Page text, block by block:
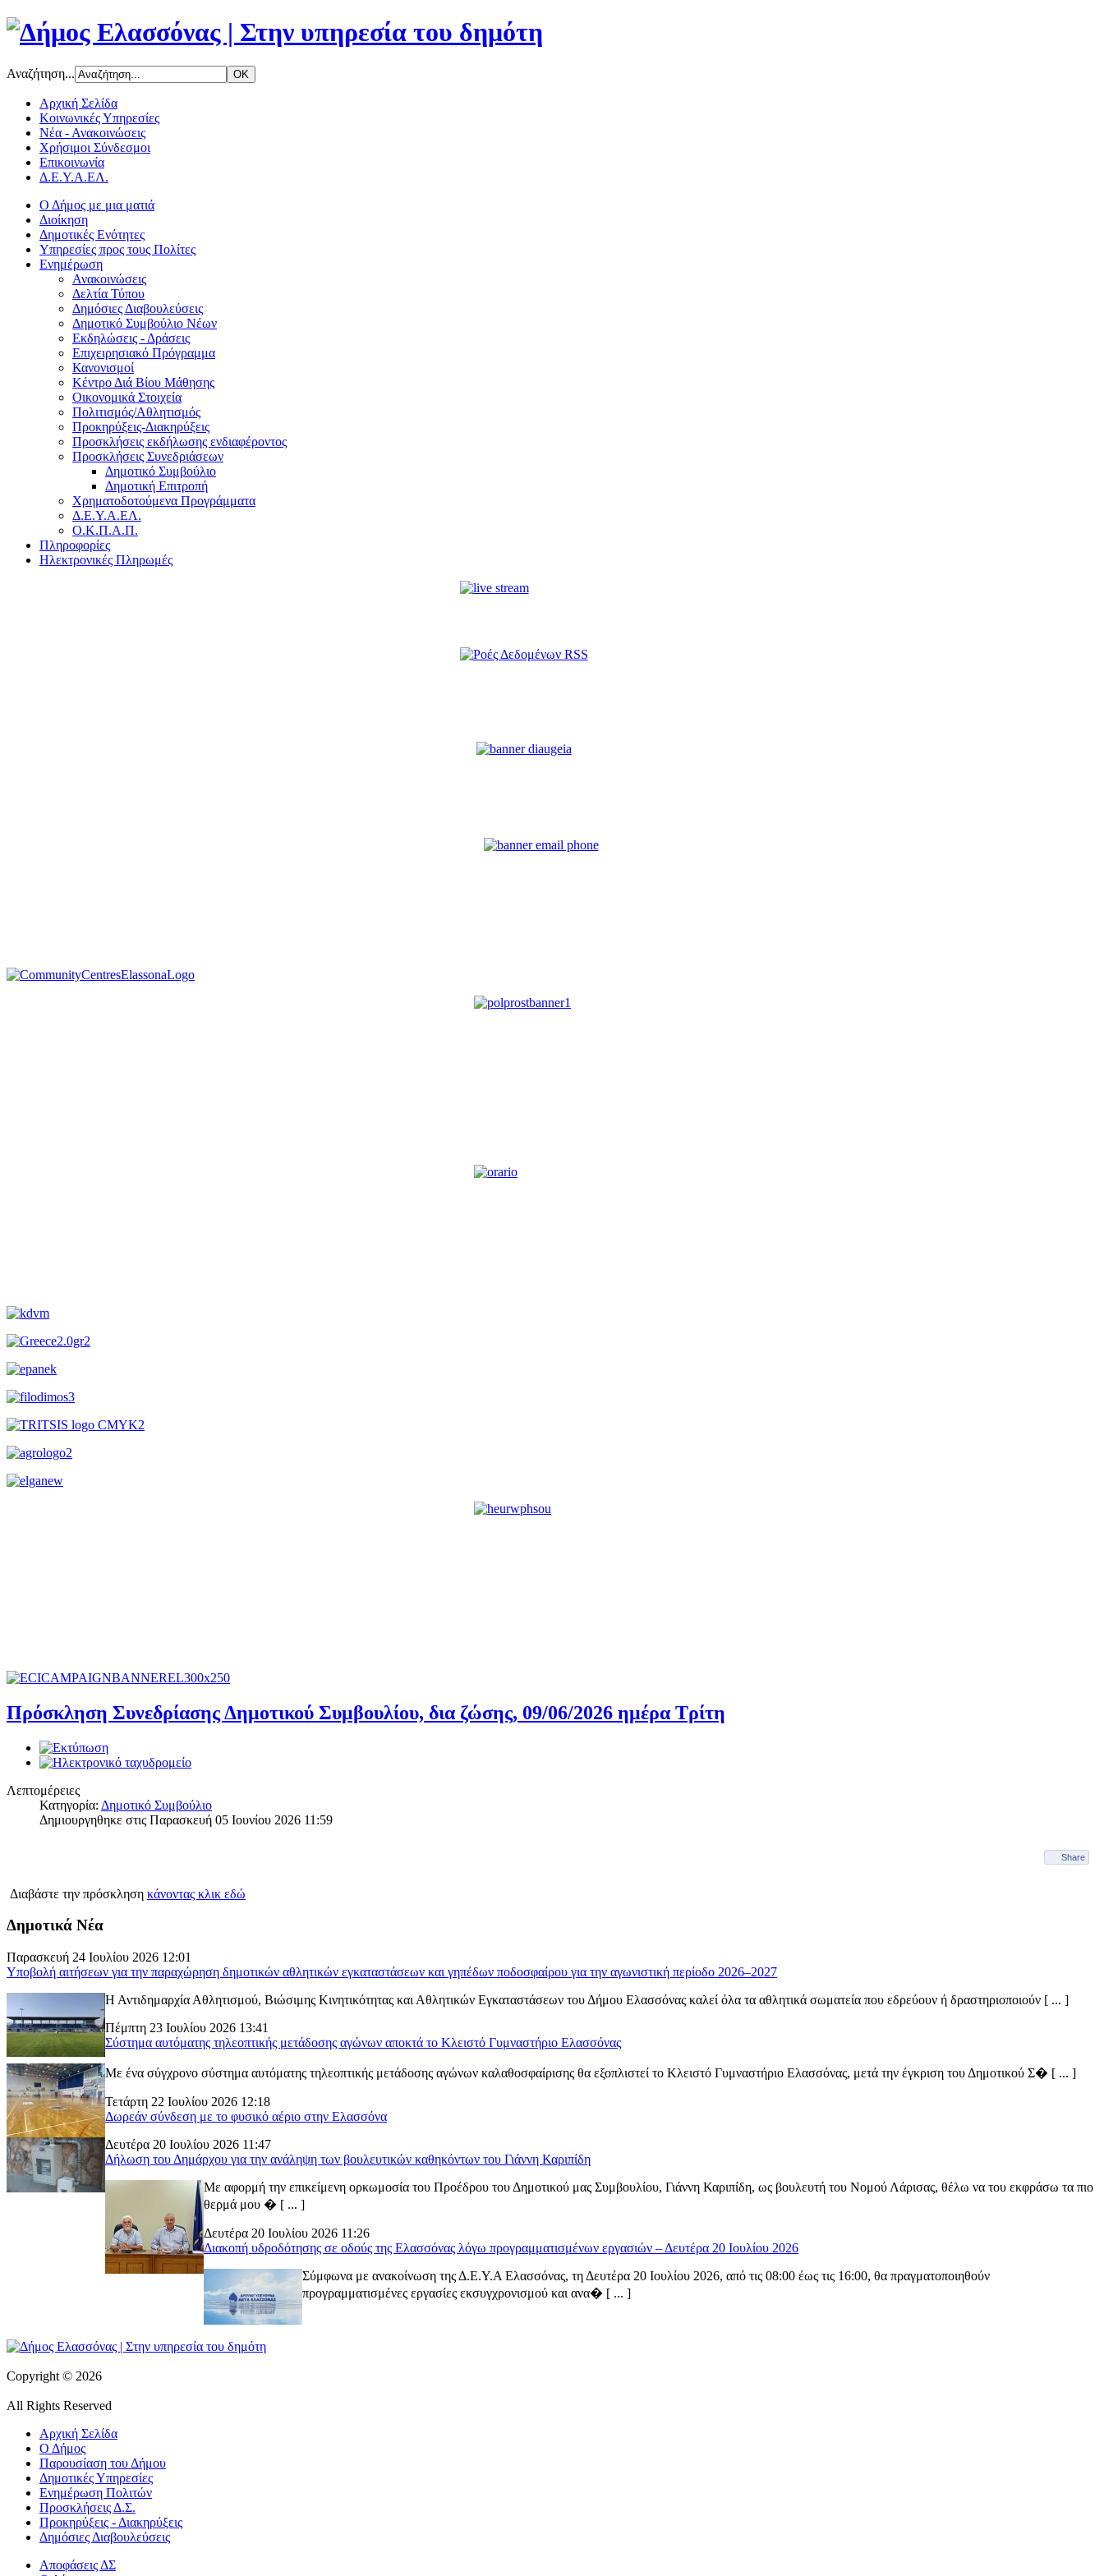
Αναζήτηση...
Αρχική Σελίδα
Κοινωνικές Υπηρεσίες
Νέα - Ανακοινώσεις
Χρήσιμοι Σύνδεσμοι
Επικοινωνία
Δ.Ε.Υ.Α.ΕΛ.
Ο Δήμος με μια ματιά
Διοίκηση
Δημοτικές Ενότητες
Υπηρεσίες προς τους Πολίτες
Ενημέρωση
Ανακοινώσεις
Δελτία Τύπου
Δημόσιες Διαβουλεύσεις
Δημοτικό Συμβούλιο Νέων
Εκδηλώσεις - Δράσεις
Επιχειρησιακό Πρόγραμμα
Κανονισμοί
Κέντρο Διά Βίου Μάθησης
Οικονομικά Στοιχεία
Πολιτισμός/Αθλητισμός
Προκηρύξεις-Διακηρύξεις
Προσκλήσεις εκδήλωσης ενδιαφέροντος
Προσκλήσεις Συνεδριάσεων
Δημοτικό Συμβούλιο
Δημοτική Επιτροπή
Χρηματοδοτούμενα Προγράμματα
Δ.Ε.Υ.Α.ΕΛ.
Ο.Κ.Π.Α.Π.
Πληροφορίες
Ηλεκτρονικές Πληρωμές
Πρόσκληση Συνεδρίασης Δημοτικού Συμβουλίου, δια ζώσης, 09/06/2026 ημέρα Τρίτη
Λεπτομέρειες
Κατηγορία: Δημοτικό Συμβούλιο
Δημιουργηθηκε στις Παρασκευή 05 Ιουνίου 2026 11:59
Share
Διαβάστε την πρόσκληση κάνοντας κλικ εδώ
Δημοτικά Νέα
Παρασκευή 24 Ιουλίου 2026 12:01
Υποβολή αιτήσεων για την παραχώρηση δημοτικών αθλητικών εγκαταστάσεων και γηπέδων ποδοσφαίρου για την αγωνιστική περίοδο 2026–2027
Η Αντιδημαρχία Αθλητισμού, Βιώσιμης Κινητικότητας και Αθλητικών Εγκαταστάσεων του Δήμου Ελασσόνας καλεί όλα τα αθλητικά σωματεία που εδρεύουν ή δραστηριοποιούν [ ... ]
Πέμπτη 23 Ιουλίου 2026 13:41
Σύστημα αυτόματης τηλεοπτικής μετάδοσης αγώνων αποκτά το Κλειστό Γυμναστήριο Ελασσόνας
Με ένα σύγχρονο σύστημα αυτόματης τηλεοπτικής μετάδοσης αγώνων καλαθοσφαίρισης θα εξοπλιστεί το Κλειστό Γυμναστήριο Ελασσόνας, μετά την έγκριση του Δημοτικού Σ� [ ... ]
Τετάρτη 22 Ιουλίου 2026 12:18
Δωρεάν σύνδεση με το φυσικό αέριο στην Ελασσόνα
Δευτέρα 20 Ιουλίου 2026 11:47
Δήλωση του Δημάρχου για την ανάληψη των βουλευτικών καθηκόντων του Γιάννη Καριπίδη
Με αφορμή την επικείμενη ορκωμοσία του Προέδρου του Δημοτικού μας Συμβουλίου, Γιάννη Καριπίδη, ως βουλευτή του Νομού Λάρισας, θέλω να του εκφράσω τα πιο
θερμά μου � [ ... ]
Δευτέρα 20 Ιουλίου 2026 11:26
Διακοπή υδροδότησης σε οδούς της Ελασσόνας λόγω προγραμματισμένων εργασιών – Δευτέρα 20 Ιουλίου 2026
Σύμφωνα με ανακοίνωση της Δ.Ε.Υ.Α Ελασσόνας, τη Δευτέρα 20 Ιουλίου 2026, από τις 08:00 έως τις 16:00, θα πραγματοποιηθούν
προγραμματισμένες εργασίες εκσυγχρονισμού και ανα� [ ... ]
Copyright © 2026
All Rights Reserved
Αρχική Σελίδα
Ο Δήμος
Παρουσίαση του Δήμου
Δημοτικές Υπηρεσίες
Ενημέρωση Πολιτών
Προσκλήσεις Δ.Σ.
Προκηρύξεις - Διακηρύξεις
Δημόσιες Διαβουλεύσεις
Αποφάσεις ΔΣ